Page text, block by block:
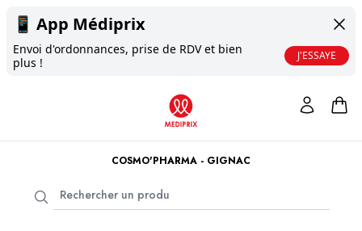
📱 App Médiprix
Envoi d'ordonnances, prise de RDV et bien
plus !
J'ESSAYE
COSMO'PHARMA - GIGNAC